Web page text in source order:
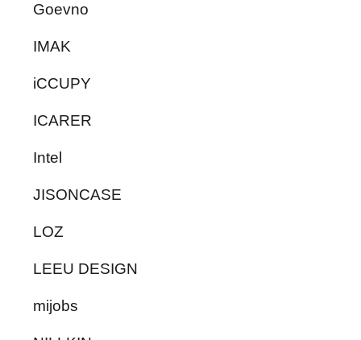
Goevno
IMAK
iCCUPY
ICARER
Intel
JISONCASE
LOZ
LEEU DESIGN
mijobs